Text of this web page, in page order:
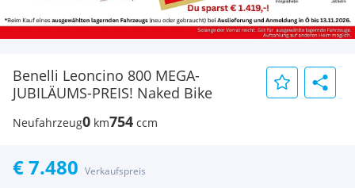
Benelli Leoncino 800 MEGA-
JUBILÄUMS-PREIS! Naked Bike
Neufahrzeug0 km754 ccm
€ 7.480 Verkaufspreis